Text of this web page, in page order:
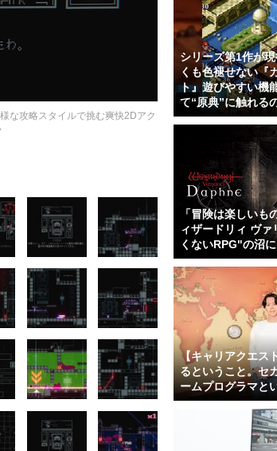
な攻略スタイルで挑む爽快2Dアク
シリーズ第1作が
くも色褪せない『
ト』遊びやすい機
て“原典”に触れる
「冒険は楽しい
ィザードリィ ヴ
くないRPG"の沼
【キャリアクエス
るということ。セ
ームプログラマと